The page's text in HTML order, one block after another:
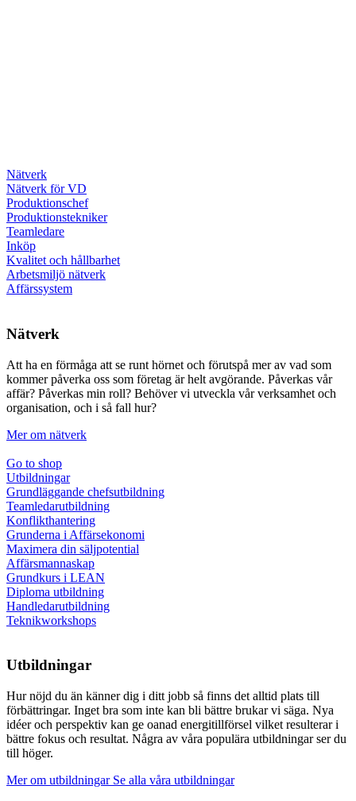
Nätverk
Nätverk för VD
Produktionschef
Produktionstekniker
Teamledare
Inköp
Kvalitet och hållbarhet
Arbetsmiljö nätverk
Affärssystem
Nätverk
Att ha en förmåga att se runt hörnet och förutspå mer av vad som
kommer påverka oss som företag är helt avgörande. Påverkas vår
affär? Påverkas min roll? Behöver vi utveckla vår verksamhet och
organisation, och i så fall hur?
Mer om nätverk
Go to shop
Utbildningar
Grundläggande chefsutbildning
Teamledarutbildning
Konflikthantering
Grunderna i Affärsekonomi
Maximera din säljpotential
Affärsmannaskap
Grundkurs i LEAN
Diploma utbildning
Handledarutbildning
Teknikworkshops
Utbildningar
Hur nöjd du än känner dig i ditt jobb så finns det alltid plats till
förbättringar. Inget bra som inte kan bli bättre brukar vi säga. Nya
idéer och perspektiv kan ge oanad energitillförsel vilket resulterar i
bättre fokus och resultat. Några av våra populära utbildningar ser du
till höger.
Mer om utbildningar Se alla våra utbildningar